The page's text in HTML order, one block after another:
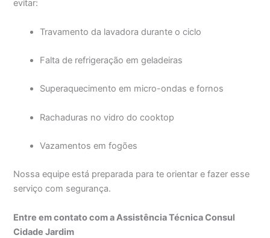
evitar:
Travamento da lavadora durante o ciclo
Falta de refrigeração em geladeiras
Superaquecimento em micro-ondas e fornos
Rachaduras no vidro do cooktop
Vazamentos em fogões
Nossa equipe está preparada para te orientar e fazer esse
serviço com segurança.
Entre em contato com a Assistência Técnica Consul
Cidade Jardim